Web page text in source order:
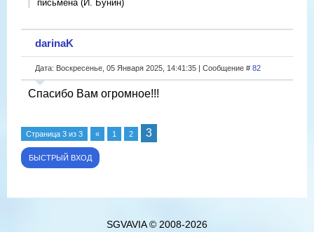
письмена (И. Бунин)
darinaK
Дата: Воскресенье, 05 Января 2025, 14:41:35 | Сообщение # 82
Спасибо Вам огромное!!!
Страница 3 из 3 « 1 2 3
SGVAVIA © 2008-2026